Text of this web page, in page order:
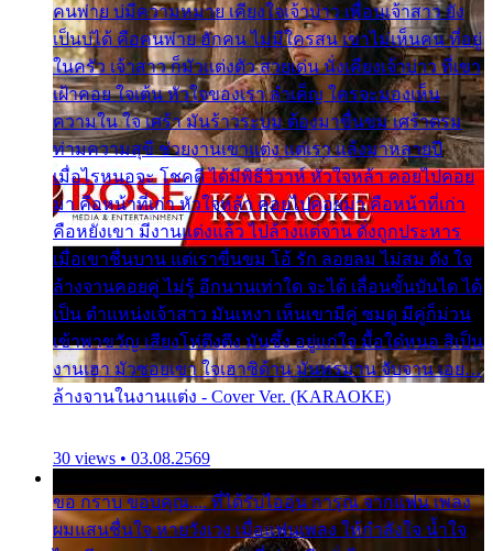
คนพ่าย บ่มีความหมาย เคียงใจเจ้าบ่าว เพื่อนเจ้าสาว ยัง
เป็นบ่ได้ คือคนพ่าย ฮักคน ไม่มีใครสน เขาไม่เห็นคน ที่อยู่
ในครัว เจ้าสาว ก็มัวแต่งตัว สวยเด่น นั่งเคียงเจ้าบ่าว ที่เขา
เฝ้าคอย ใจเต้น หัวใจของเรา ลำเค็ญ ใครจะมองเห็น
ความใน ใจ เศร้า มันร้าวระบม ต้องมาขื่นขม เศร้าตรม
ท่ามความสุขี ช่วยงานเขาแต่ง แต่เรา แล้งมาหลายปี
เมื่อไรหนอจะ โชคดี ได้มีพิธีวิวาห์ หัวใจหล้า คอยไปคอย
มา คือหน้าที่เก่า หัวใจหล้า คอยไปคอยมา คือหน้าที่เก่า
คือหยังเขา มีงานแต่งแล้ว ไปล้างแต่จาน ดั่งถูกประหาร
เมื่อเขาชื่นบาน แต่เราขื่นขม โอ้ รัก ลอยลม ไม่สม ดัง ใจ
ล้างจานคอยคู่ ไม่รู้ อีกนานเท่าใด จะได้ เลื่อนขั้นบันได ได้
เป็น ตำแหน่งเจ้าสาว มันเหงา เห็นเขามีคู่ ซมดู มีคู่ก็ม่วน
เข้าพาขวัญ เสียงโห่ตึงตึง มันซึ้ง อยู่แก่ใจ มื้อใด๋หนอ สิเป็น
งานเฮา มัวซอยเขา ใจเฮาซิด้าน มันทรมาน จับจาน เอย…
ล้างจานในงานแต่ง - Cover Ver. (KARAOKE)
30 views • 03.08.2569
ขอ กราบ ขอบคุณ.... ที่ได้รับไออุ่น การุณ จากแฟน เพลง
ผมแสนชื่นใจ หายวังเวง เมื่อแฟนเพลง ให้กำลังใจ น้ำใจ